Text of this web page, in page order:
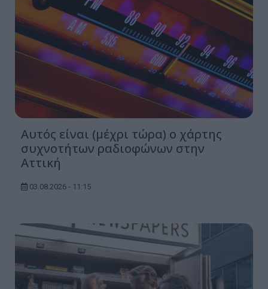
Αυτός είναι (μέχρι τώρα) ο χάρτης
συχνοτήτων ραδιοφώνων στην
Αττική
03.08.2026 - 11:15